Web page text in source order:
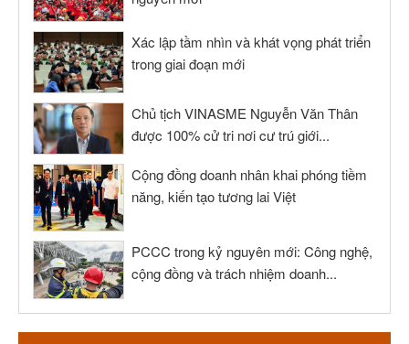
Xác lập tầm nhìn và khát vọng phát triển
trong giai đoạn mới
Chủ tịch VINASME Nguyễn Văn Thân
được 100% cử tri nơi cư trú giới...
Cộng đồng doanh nhân khai phóng tiềm
năng, kiến tạo tương lai Việt
PCCC trong kỷ nguyên mới: Công nghệ,
cộng đồng và trách nhiệm doanh...